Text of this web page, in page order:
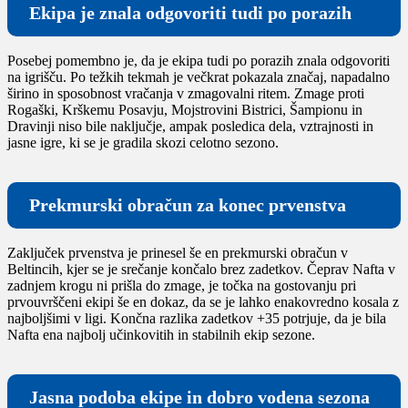
Ekipa je znala odgovoriti tudi po porazih
Posebej pomembno je, da je ekipa tudi po porazih znala odgovoriti
na igrišču. Po težkih tekmah je večkrat pokazala značaj, napadalno
širino in sposobnost vračanja v zmagovalni ritem. Zmage proti
Rogaški, Krškemu Posavju, Mojstrovini Bistrici, Šampionu in
Dravinji niso bile naključje, ampak posledica dela, vztrajnosti in
jasne igre, ki se je gradila skozi celotno sezono.
Prekmurski obračun za konec prvenstva
Zaključek prvenstva je prinesel še en prekmurski obračun v
Beltincih, kjer se je srečanje končalo brez zadetkov. Čeprav Nafta v
zadnjem krogu ni prišla do zmage, je točka na gostovanju pri
prvouvrščeni ekipi še en dokaz, da se je lahko enakovredno kosala z
najboljšimi v ligi. Končna razlika zadetkov +35 potrjuje, da je bila
Nafta ena najbolj učinkovitih in stabilnih ekip sezone.
Jasna podoba ekipe in dobro vodena sezona